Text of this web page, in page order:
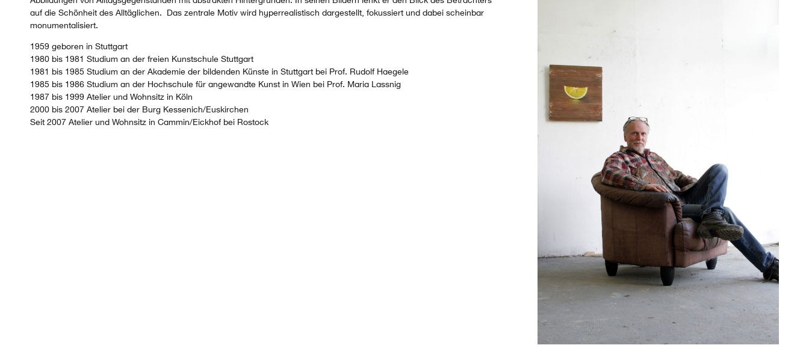
auf die Schönheit des Alltäglichen. Das zentrale Motiv wird hyperrealistisch dargestellt, fokussiert und dabei scheinbar
monumentalisiert.
1959 geboren in Stuttgart
1980 bis 1981 Studium an der freien Kunstschule Stuttgart
1981 bis 1985 Studium an der Akademie der bildenden Künste in Stuttgart bei Prof. Rudolf Haegele
1985 bis 1986 Studium an der Hochschule für angewandte Kunst in Wien bei Prof. Maria Lassnig
1987 bis 1999 Atelier und Wohnsitz in Köln
2000 bis 2007 Atelier bei der Burg Kessenich/Euskirchen
Seit 2007 Atelier und Wohnsitz in Cammin/Eickhof bei Rostock